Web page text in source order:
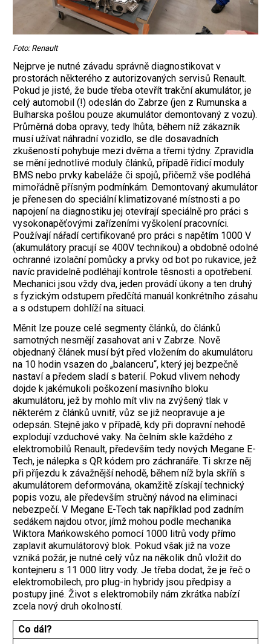
Foto: Renault
Nejprve je nutné závadu správně diagnostikovat v
prostorách některého z autorizovaných servisů Renault.
Pokud je jisté, že bude třeba otevřít trakční akumulátor, je
celý automobil (!) odeslán do Zabrze (jen z Rumunska a
Bulharska pošlou pouze akumulátor demontovaný z vozu).
Průměrná doba opravy, tedy lhůta, během níž zákazník
musí užívat náhradní vozidlo, se dle dosavadních
zkušeností pohybuje mezi dvěma a třemi týdny. Zpravidla
se mění jednotlivé moduly článků, případě řídicí moduly
BMS nebo prvky kabeláže či spojů, přičemž vše podléhá
mimořádně přísným podmínkám. Demontovaný akumulátor
je přenesen do speciální klimatizované místnosti a po
napojení na diagnostiku jej otevírají speciálně pro práci s
vysokonapěťovými zařízeními vyškolení pracovníci.
Používají nářadí certifikované pro práci s napětím 1000 V
(akumulátory pracují se 400V technikou) a obdobně odolné
ochranné izolační pomůcky a prvky od bot po rukavice, jež
navíc pravidelně podléhají kontrole těsnosti a opotřebení.
Mechanici jsou vždy dva, jeden provádí úkony a ten druhý
s fyzickým odstupem předčítá manuál konkrétního zásahu
a s odstupem dohlíží na situaci.
Měnit lze pouze celé segmenty článků, do článků
samotných nesmějí zasahovat ani v Zabrze. Nově
objednaný článek musí být před vložením do akumulátoru
na 10 hodin vsazen do „balanceru“, který jej bezpečně
nastaví a předem sladí s baterií. Pokud vlivem nehody
dojde k jakémukoli poškození masivního bloku
akumulátoru, jež by mohlo mít vliv na zvýšený tlak v
některém z článků uvnitř, vůz se již neopravuje a je
odepsán. Stejně jako v případě, kdy při dopravní nehodě
explodují vzduchové vaky. Na čelním skle každého z
elektromobilů Renault, především tedy nových Megane E-
Tech, je nálepka s QR kódem pro záchranáře. Ti skrze něj
při příjezdu k závažnější nehodě, během níž byla skříň s
akumulátorem deformována, okamžitě získají technický
popis vozu, ale především stručný návod na eliminaci
nebezpečí. V Megane E-Tech tak například pod zadním
sedákem najdou otvor, jímž mohou podle mechanika
Wiktora Mańkowského pomocí 1000 litrů vody přímo
zaplavit akumulátorový blok. Pokud však již na voze
vzniká požár, je nutné celý vůz na několik dnů vložit do
kontejneru s 11 000 litry vody. Je třeba dodat, že je řeč o
elektromobilech, pro plug-in hybridy jsou předpisy a
postupy jiné. Život s elektromobily nám zkrátka nabízí
zcela nový druh okolností.
Co dál?